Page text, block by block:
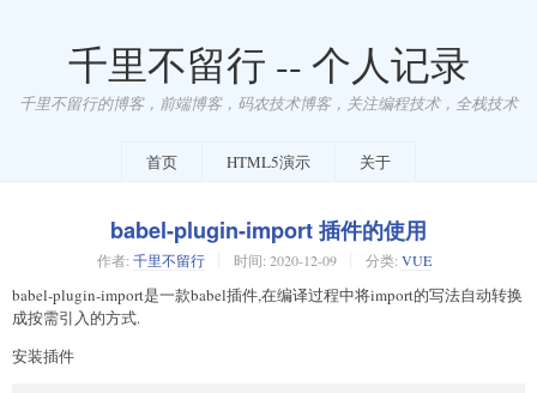
千里不留行 -- 个人记录
千里不留行的博客，前端博客，码农技术博客，关注编程技术，全栈技术
首页 HTML5演示 关于
babel-plugin-import 插件的使用
作者: 千里不留行 时间: 2020-12-09 分类: VUE
babel-plugin-import是一款babel插件,在编译过程中将import的写法自动转换
成按需引入的方式.
安装插件